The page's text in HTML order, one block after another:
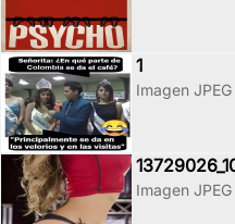
1
Imagen JPEG
Imagen JPEG